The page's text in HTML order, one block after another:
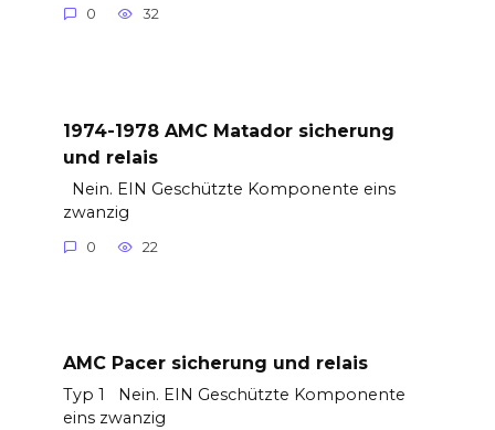
0 32
1974-1978 AMC Matador sicherung
und relais
Nein. EIN Geschützte Komponente eins
zwanzig
0 22
AMC Pacer sicherung und relais
Typ 1 Nein. EIN Geschützte Komponente
eins zwanzig